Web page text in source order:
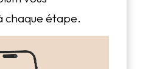
chaque étape.